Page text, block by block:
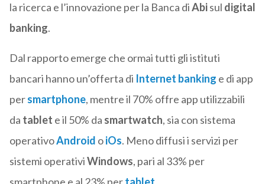
la ricerca e l’innovazione per la Banca diAbisul digital
banking.
Dal rapporto emerge che ormai tutti gli istituti
bancari hanno un’offerta di Internet banking e di app
persmartphone, mentre il 70% offre app utilizzabili
da tablet e il 50% da smartwatch, sia con sistema
operativoAndroid oiOs. Meno diffusi i servizi per
sistemi operativiWindows, pari al 33% per